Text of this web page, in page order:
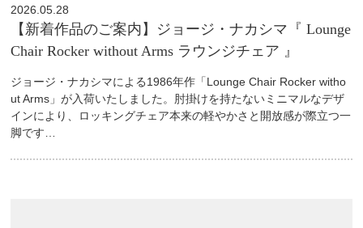
2026.05.28
【新着作品のご案内】ジョージ・ナカシマ『 Lounge
Chair Rocker without Arms ラウンジチェア 』
ジョージ・ナカシマによる1986年作「Lounge Chair Rocker witho
ut Arms」が入荷いたしました。肘掛けを持たないミニマルなデザ
インにより、ロッキングチェア本来の軽やかさと開放感が際立つ一
脚です…